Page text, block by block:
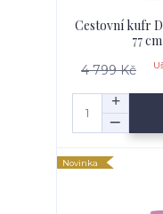
Cestovní kufr
77
4 799 Kč
Novinka